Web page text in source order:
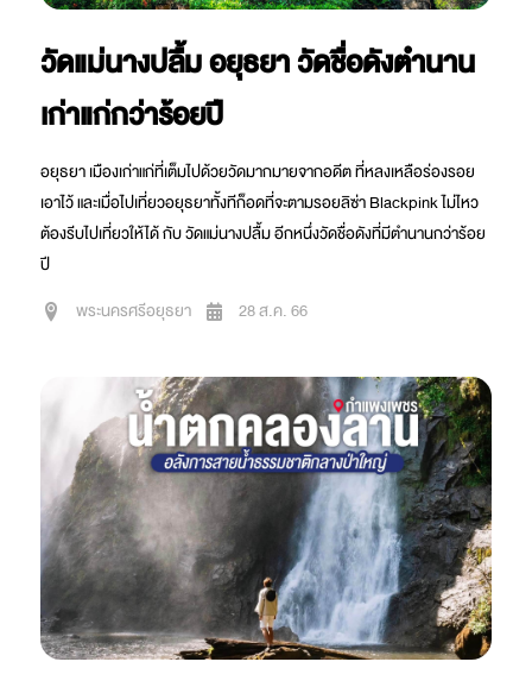
วัดแม่นางปลื้ม อยุธยา วัดชื่อดังตำนาน
เก่าแก่กว่าร้อยปี
อยุธยา เมืองเก่าแก่ที่เต็มไปด้วยวัดมากมายจากอดีต ที่หลงเหลือร่องรอย
เอาไว้ และเมื่อไปเที่ยวอยุธยาทั้งทีก็อดที่จะตามรอยลิซ่า Blackpink ไม่ไหว
ต้องรีบไปเที่ยวให้ได้ กับ วัดแม่นางปลื้ม อีกหนึ่งวัดชื่อดังที่มีตำนานกว่าร้อย
ปี
พระนครศรีอยุธยา
28 ส.ค. 66